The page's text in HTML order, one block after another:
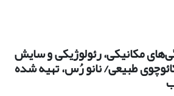
مکانیکی، رئولوژیکی و سایش
طبیعی/ نانو رُس، تهیه شده